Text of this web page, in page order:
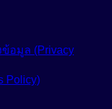
อมูล (Privacy
Policy)